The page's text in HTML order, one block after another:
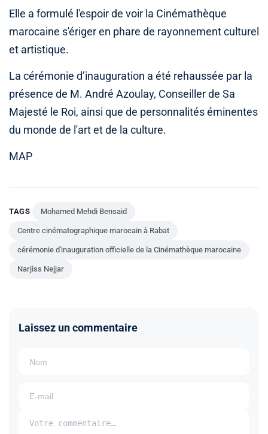
Elle a formulé l'espoir de voir la Cinémathèque
marocaine s'ériger en phare de rayonnement culturel
et artistique.
La cérémonie d’inauguration a été rehaussée par la
présence de M. André Azoulay, Conseiller de Sa
Majesté le Roi, ainsi que de personnalités éminentes
du monde de l'art et de la culture.
MAP
TAGS Mohamed Mehdi Bensaid
Centre cinématographique marocain à Rabat
cérémonie d'inauguration officielle de la Cinémathèque marocaine
Narjiss Nejjar
Laissez un commentaire